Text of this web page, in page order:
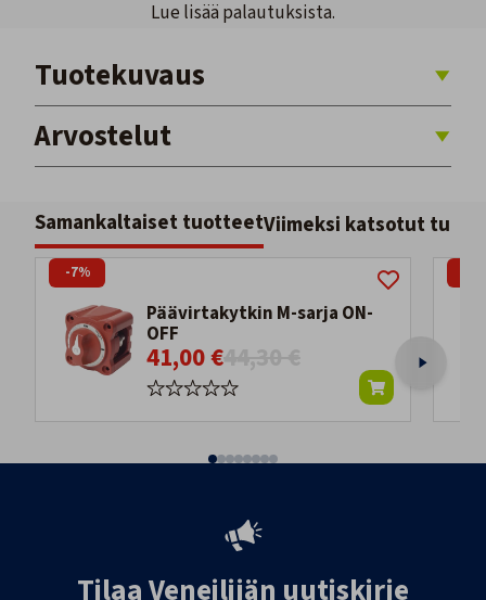
Lue lisää palautuksista.
Tuotekuvaus
Arvostelut
Samankaltaiset tuotteetViimeksi katsotut
Päävirtakytkin M-sarja ON-
OFF
41,00 €44,30 €
-7%
Tilaa Veneilijän uutiskirje